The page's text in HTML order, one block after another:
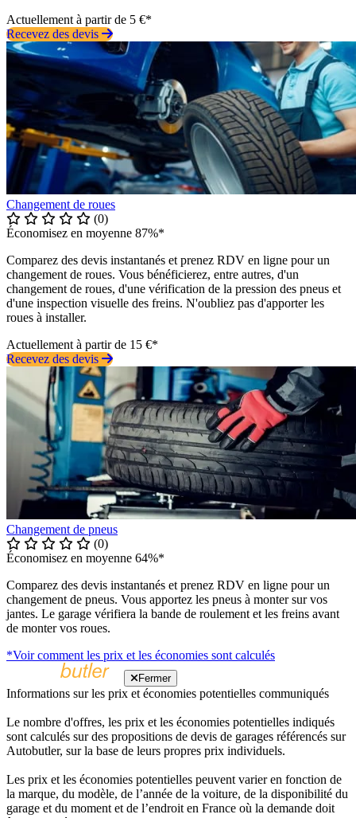
Actuellement à partir de 5 €*
Recevez des devis
Changement de roues
(0)
Économisez en moyenne 87%*
Comparez des devis instantanés et prenez RDV en ligne pour un
changement de roues. Vous bénéficierez, entre autres, d'un
changement de roues, d'une vérification de la pression des pneus et
d'une inspection visuelle des freins. N'oubliez pas d'apporter les
roues à installer.
Actuellement à partir de 15 €*
Recevez des devis
Changement de pneus
(0)
Économisez en moyenne 64%*
Comparez des devis instantanés et prenez RDV en ligne pour un
changement de pneus. Vous apportez les pneus à monter sur vos
jantes. Le garage vérifiera la bande de roulement et les freins avant
de monter vos roues.
*Voir comment les prix et les économies sont calculés
Fermer
Informations sur les prix et économies potentielles communiqués
Le nombre d'offres, les prix et les économies potentielles indiqués
sont calculés sur des propositions de devis de garages référencés sur
Autobutler, sur la base de leurs propres prix individuels.
Les prix et les économies potentielles peuvent varier en fonction de
la marque, du modèle, de l’année de la voiture, de la disponibilité du
garage et du moment et de l’endroit en France où la demande doit